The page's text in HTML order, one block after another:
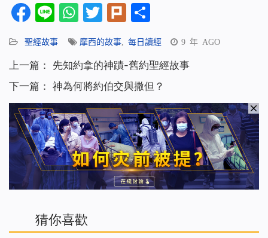
Facebook
LineWhatsApp
Twitter
Plurk
享
聖經故事 摩西的故事 每日讀經 9 年 AGO
上一篇：
先知約拿的神蹟-舊約聖經故事
下一篇： 神為何將約伯交與撒但？
猜你喜歡